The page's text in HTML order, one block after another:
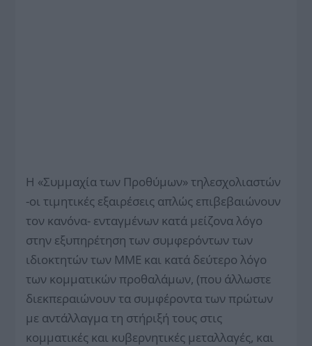
Η «Συμμαχία των Προθύμων» τηλεσχολιαστών
-οι τιμητικές εξαιρέσεις απλώς επιβεβαιώνουν
τον κανόνα- ενταγμένων κατά μείζονα λόγο
στην εξυπηρέτηση των συμφερόντων των
ιδιοκτητών των ΜΜΕ και κατά δεύτερο λόγο
των κομματικών προθαλάμων, (που άλλωστε
διεκπεραιώνουν τα συμφέροντα των πρώτων
με αντάλλαγμα τη στήριξή τους στις
κομματικές και κυβερνητικές μεταλλαγές, και